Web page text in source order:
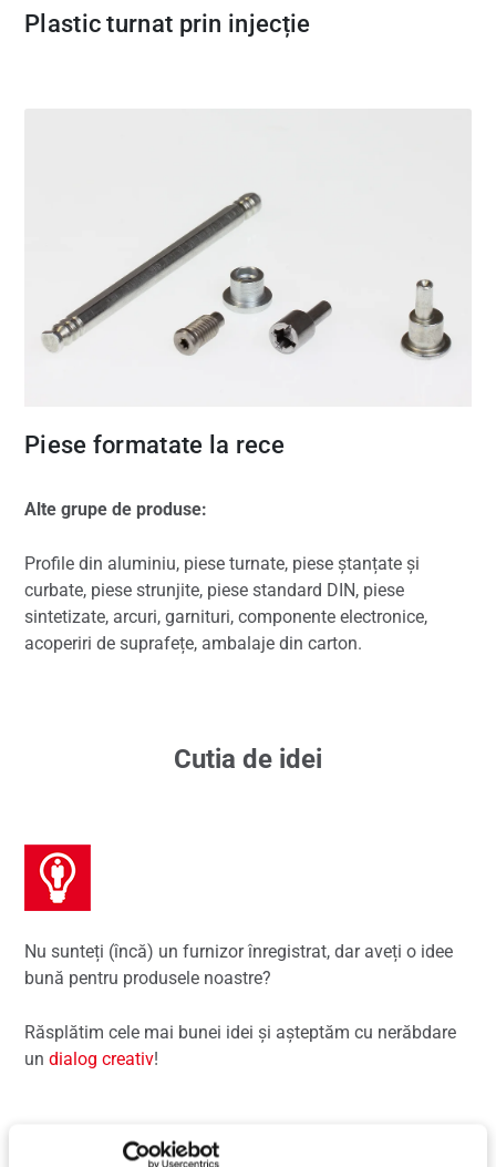
Plastic turnat prin injecție
Piese formatate la rece
Alte grupe de produse:
Profile din aluminiu, piese turnate, piese ștanțate și
curbate, piese strunjite, piese standard DIN, piese
sintetizate, arcuri, garnituri, componente electronice,
acoperiri de suprafețe, ambalaje din carton.
Cutia de idei
Nu sunteți (încă) un furnizor înregistrat, dar aveți o idee
bună pentru produsele noastre?
Răsplătim cele mai bunei idei și așteptăm cu nerăbdare
un dialog creativ!